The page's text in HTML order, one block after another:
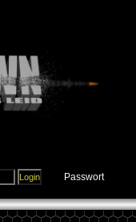
Passwort